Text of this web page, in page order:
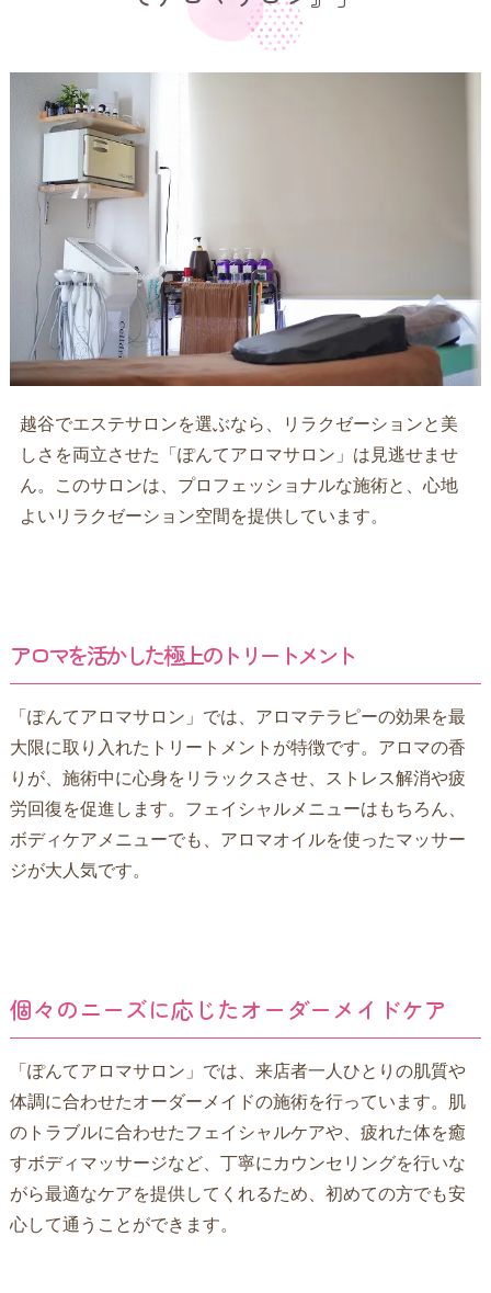
越谷でエステサロンを選ぶなら、リラクゼーションと美
しさを両立させた「ぽんてアロマサロン」は見逃せませ
ん。このサロンは、プロフェッショナルな施術と、心地
よいリラクゼーション空間を提供しています。
アロマを活かした極上のトリートメント
「ぽんてアロマサロン」では、アロマテラピーの効果を最
大限に取り入れたトリートメントが特徴です。アロマの香
りが、施術中に心身をリラックスさせ、ストレス解消や疲
労回復を促進します。フェイシャルメニューはもちろん、
ボディケアメニューでも、アロマオイルを使ったマッサー
ジが大人気です。
個々のニーズに応じたオーダーメイドケア
「ぽんてアロマサロン」では、来店者一人ひとりの肌質や
体調に合わせたオーダーメイドの施術を行っています。肌
のトラブルに合わせたフェイシャルケアや、疲れた体を癒
すボディマッサージなど、丁寧にカウンセリングを行いな
がら最適なケアを提供してくれるため、初めての方でも安
心して通うことができます。